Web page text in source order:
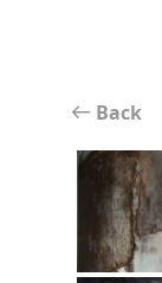
Back